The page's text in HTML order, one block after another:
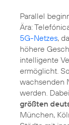
Parallel
Ära:
5G-Netzes,
höhere
intelligente
ermöglicht.
wachsenden
werden.
größten
München,